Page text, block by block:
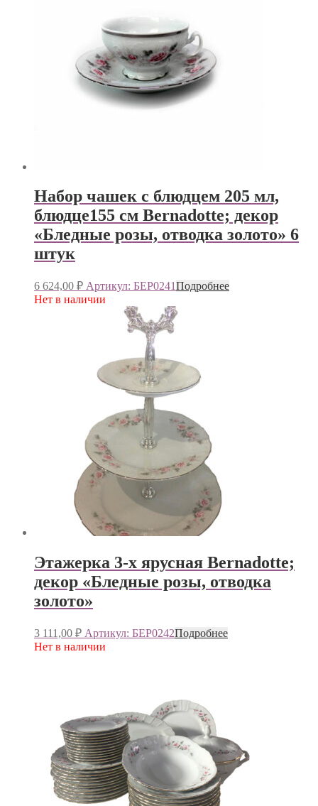
Набор чашек с блюдцем 205 мл,
блюдце155 см Bernadotte; декор
«Бледные розы, отводка золото» 6
штук
6 624,00 ₽ Артикул: БЕР0241Подробнее
Нет в наличии
Этажерка 3-х ярусная Bernadotte;
декор «Бледные розы, отводка
золото»
3 111,00 ₽ Артикул: БЕР0242Подробнее
Нет в наличии